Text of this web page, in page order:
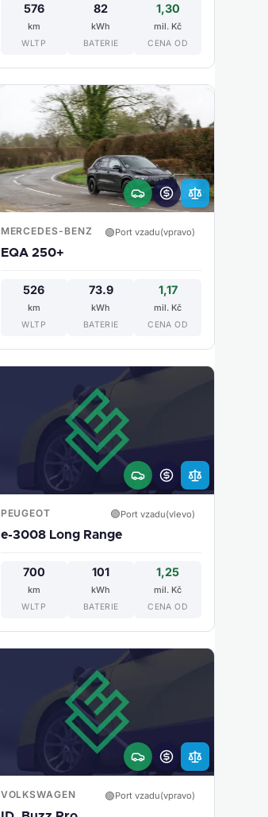
576
km
WLTP
82
kWh
BATERIE
1,30
mil. Kč
CENA OD
MERCEDES-BENZ 🟢Port vzadu(vpravo)
EQA 250+
526
km
WLTP
73.9
kWh
BATERIE
1,17
mil. Kč
CENA OD
PEUGEOT 🟢Port vzadu(vlevo)
e-3008 Long Range
700
km
WLTP
101
kWh
BATERIE
1,25
mil. Kč
CENA OD
VOLKSWAGEN 🟢Port vzadu(vpravo)